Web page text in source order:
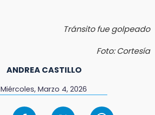
Tránsito fue golpeado
Foto: Cortesía
ANDREA CASTILLO
Miércoles, Marzo 4, 2026